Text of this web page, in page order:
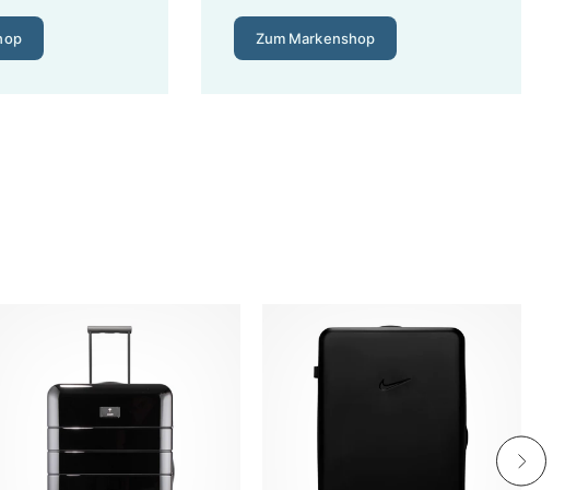
Leistungs-Verhältnis am besten – typische Marken sind
lange Herstellergarantie. Hier spielen Samsonite, Delsey,
18 € pro Jahr. Ein Budget-Modell für 50 € kommt bei 4
– und einen Hersteller, der Teile nachliefert. Wer auf den
heißt bei uns: Markenqualität zum reduzierten Preis, nicht
Zum Markenshop